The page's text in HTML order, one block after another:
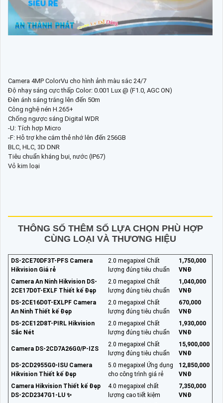
Camera 4MP ColorVu cho hình ảnh màu sắc 24/7
Độ nhạy sáng cực thấp Color: 0.001 Lux @ (F1.0, AGC ON)
Đèn ánh sáng trắng lên đến 50m
Công nghệ nén H.265+
Chống ngược sáng Digital WDR
-U: Tích hợp Micro
-F: Hỗ trợ khe cắm thẻ nhớ lên đến 256GB
BLC, HLC, 3D DNR
Tiêu chuẩn kháng bụi, nước (IP67)
Vỏ kim loại
THÔNG SỐ THÊM SỐ LỰA CHỌN PHÙ HỢP
CÙNG LOẠI VÀ THƯƠNG HIỆU
DS-2CE70DF3T-PFS Camera
Hikvision Giá rẻ
2.0 megapixel Chất
lượng đúng tiêu chuẩn
1,750,000
VNĐ
Camera An Ninh Hikvision DS-
2CE17D0T-EXLF Thiết kế Đẹp
2.0 megapixel Chất
lượng đúng tiêu chuẩn
1,040,000
VNĐ
DS-2CE16D0T-EXLPF Camera
An Ninh Thiết kế Đẹp
2.0 megapixel Chất
lượng đúng tiêu chuẩn
670,000
VNĐ
DS-2CE12D8T-PIRL Hikvision
Sắc Nét
2.0 megapixel Chất
lượng đúng tiêu chuẩn
1,930,000
VNĐ
Camera DS-2CD7A26G0/P-IZS
2.0 megapixel Chất
lượng đúng tiêu chuẩn
15,900,000
VNĐ
DS-2CD2955G0-ISU Camera
Hikvision Thiết kế Đẹp
5.0 megapixel Ứng dụng
cho công trình giá rẻ
12,850,000
VNĐ
Camera Hikvision Thiết kế Đẹp
DS-2CD2347G1-LU ✨
4.0 megapixel chất
lượng cao tiết kiệm
7,350,000
VNĐ